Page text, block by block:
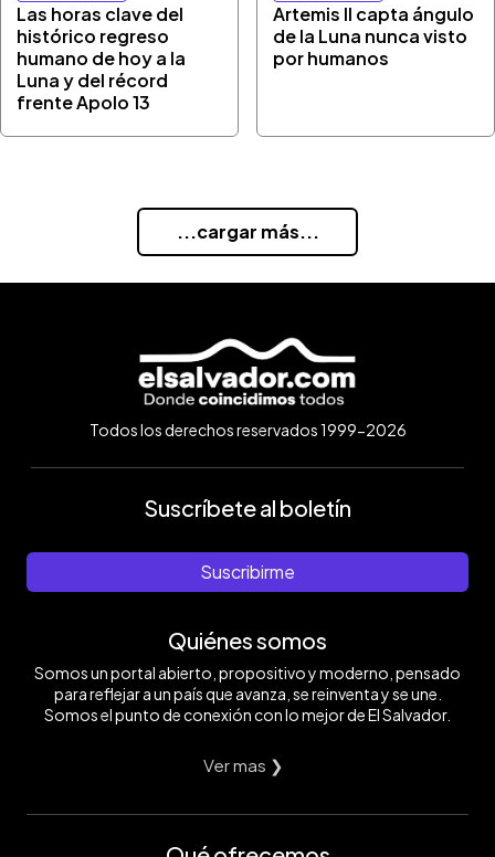
Las horas clave del
histórico regreso
humano de hoy a la
Luna y del récord
frente Apolo 13
Artemis II capta ángulo
de la Luna nunca visto
por humanos
...cargar más...
Todos los derechos reservados 1999-2026
Suscríbete al boletín
Suscribirme
Quiénes somos
Somos un portal abierto, propositivo y moderno, pensado
para reflejar a un país que avanza, se reinventa y se une.
Somos el punto de conexión con lo mejor de El Salvador.
Ver mas ❯